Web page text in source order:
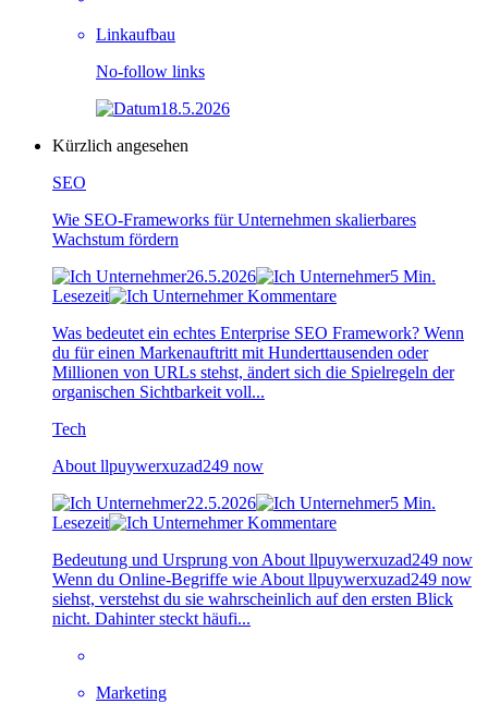
Linkaufbau
No-follow links
18.5.2026
Kürzlich angesehen
SEO
Wie SEO-Frameworks für Unternehmen skalierbares
Wachstum fördern
26.5.2026
5 Min.
Lesezeit
Kommentare
Was bedeutet ein echtes Enterprise SEO Framework? Wenn
du für einen Markenauftritt mit Hunderttausenden oder
Millionen von URLs stehst, ändert sich die Spielregeln der
organischen Sichtbarkeit voll...
Tech
About llpuywerxuzad249 now
22.5.2026
5 Min.
Lesezeit
Kommentare
Bedeutung und Ursprung von About llpuywerxuzad249 now
Wenn du Online-Begriffe wie About llpuywerxuzad249 now
siehst, verstehst du sie wahrscheinlich auf den ersten Blick
nicht. Dahinter steckt häufi...
Marketing